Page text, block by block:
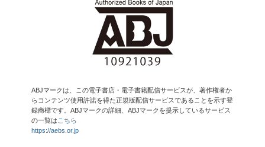
ABJマークは、この電子書店・電子書籍配信サービスが、著作権者か
らコンテンツ使用許諾を得た正規版配信サービスであることを示す登
録商標です。ABJマークの詳細、ABJマークを提示しているサービス
の一覧はこちら
https://aebs.or.jp